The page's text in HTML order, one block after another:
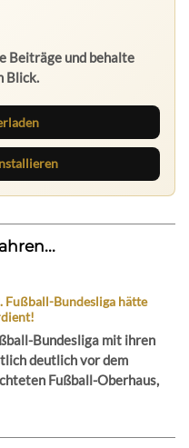
Beiträge und behalte
Blick.
Fußball-Bundesliga hätte
Bundesliga mit ihren
deutlich vor dem
Fußball-Oberhaus,